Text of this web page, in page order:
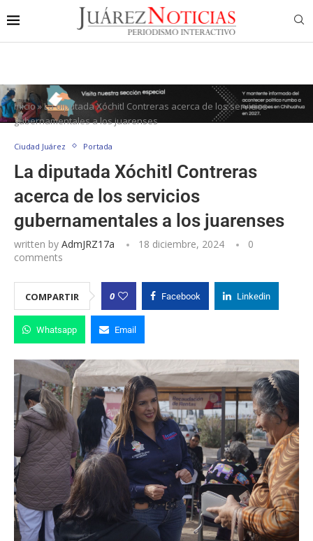
Inicio»La diputada Xóchitl Contreras acerca de los servicios
gubernamentales a los juarenses
Ciudad Juárez Portada
La diputada Xóchitl Contreras
acerca de los servicios
gubernamentales a los juarenses
written by AdmJRZ17a 18 diciembre, 2024
0
comments
COMPARTIR 0 Facebook Linkedin
Whatsapp Email